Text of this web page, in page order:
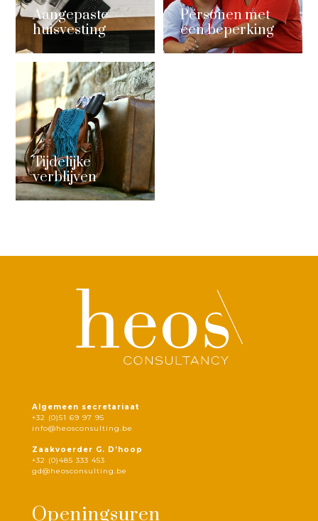
Aangepaste
huisvesting
Personen met
een beperking
Tijdelijke
verblijven
Algemeen secretariaat
+32 (0)51 69 97 95
info@heosconsulting.be
Zaakvoerder G. D’hoop
+32 (0)485 333 453
gd@heosconsulting.be
Openingsuren